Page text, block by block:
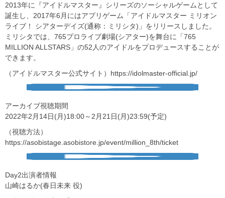
2013年に『アイドルマスター』シリーズのソーシャルゲームとして
誕生し、2017年6月にはアプリゲーム「アイドルマスター ミリオン
ライブ！ シアターデイズ(通称：ミリシタ)」をリリースしました。
ミリシタでは、765プロライブ劇場(シアター)を舞台に「765
MILLION ALLSTARS」の52人のアイドルをプロデュースすることが
できます。
（アイドルマスター公式サイト）https://idolmaster-official.jp/
︎アーカイブ視聴期間
2022年2月14日(月)18:00～2月21日(月)23:59(予定)
（視聴方法）
https://asobistage.asobistore.jp/event/million_8th/ticket
︎Day2出演者情報
山崎はるか(春日未来 役)